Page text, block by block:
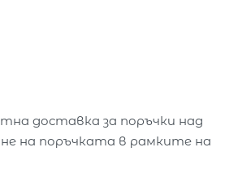
доставка за поръчки над
на поръчката в рамките на